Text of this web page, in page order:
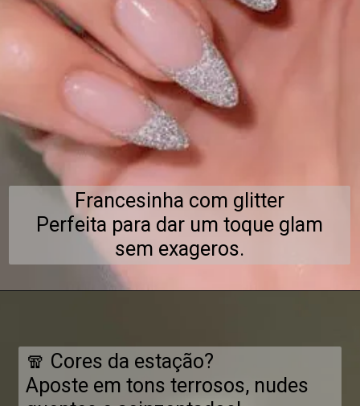
Francesinha com glitter
Perfeita para dar um toque glam
sem exageros.
🧣 Cores da estação?
Aposte em tons terrosos, nudes